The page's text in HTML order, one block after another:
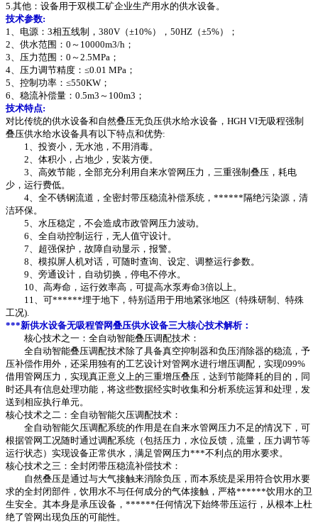
5.其他：设备用于双模工矿企业生产用水的供水设备。
技术参数:
1、电源：3相五线制，380V（±10%），50HZ（±5%）；
2、供水范围：0～10000m3/h；
3、压力范围：0～2.5MPa；
4、压力调节精度：≤0.01 MPa；
5、控制功率：≤550KW；
6、稳流补偿量：0.5m3～100m3；
技术特点:
对比传统的供水设备和自然叠压无负压供水给水设备，HGH VI无吸程强制
叠压供水给水设备具有以下特点和优势:
1、投资小，无水池，不用消毒。
2、体积小，占地少，安装方便。
3、高效节能，全部充分利用自来水管网压力，三重强制叠压，耗电
少，运行费低。
4、全不锈钢流道，全密封带压稳流补偿系统，******隔绝污染源，清
洁环保。
5、水压稳定，不会造成市政管网压力波动。
6、全自动控制运行，无人值守设计。
7、超强保护，故障自动显示，报警。
8、模拟屏人机对话，可随时查询、设定、调整运行参数。
9、旁通设计，自动切换，停电不停水。
10、高寿命，运行效率高，可提高水泵寿命3倍以上。
11、可******埋于地下，特别适用于用地紧张地区（特殊研制、特殊
工况).
***新供水设备无吸程管网叠压供水设备三大核心技术解析：
核心技术之一：全自动智能叠压调配技术：
全自动智能叠压调配技术除了具备真空抑制器和负压消除器的稳流，予
压补偿作用外，还采用独有的工艺设计对管网水进行增压调配，实现099%
借用管网压力，实现真正意义上的三重增压叠压，达到节能降耗的目的，同
时还具有信息处理功能，将这些数据经实时收集和分析系统运算和处理，发
送到相应执行单元。
核心技术之二：全自动智能欠压调配技术：
全自动智能欠压调配系统的作用是在自来水管网压力不足的情况下，可
根据管网工况随时通过调配系统（包括压力，水位反馈，流量，压力调节等
运行状态）实现设备正常供水，满足管网压力***不利点的用水要求。
核心技术之三：全封闭带压稳流补偿技术：
自然叠压是通过与大气接触来消除负压，而本系统是采用符合饮用水要
求的全封闭部件，饮用水不与任何成分的气体接触，严格******饮用水的卫
生安全。其本身是承压设备，******任何情况下始终带压运行，从根本上杜
绝了管网出现负压的可能性。